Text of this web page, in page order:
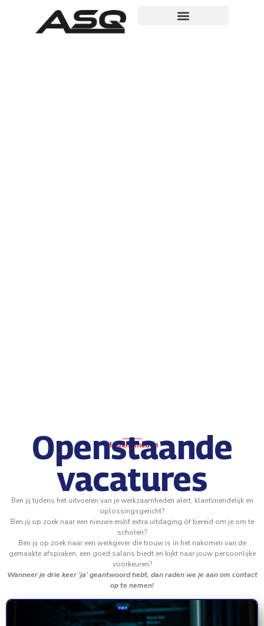
Mogelijkheden
Openstaande
vacatures
Ben jij tijdens het uitvoeren van je werkzaamheden alert, klantvriendelijk en
oplossingsgericht?
Ben jij op zoek naar een nieuwe en/of extra uitdaging óf bereid om je om te
scholen?
Ben jij op zoek naar een werkgever die trouw is in het nakomen van de
gemaakte afspraken, een goed salaris biedt en kijkt naar jouw persoonlijke
voorkeuren?
Wanneer je drie keer ‘ja’ geantwoord hebt, dan raden we je aan om contact
op te nemen!